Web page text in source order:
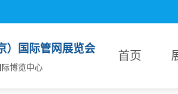
）国际管网展览会
际博览中心
首页